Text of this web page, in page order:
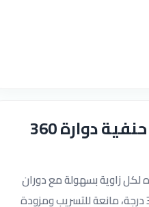
وصلة حنفية دوارة 360
لكل زاوية بسهولة مع دوران
كامل 360 درجة، مانعة للتسريب ومزودة